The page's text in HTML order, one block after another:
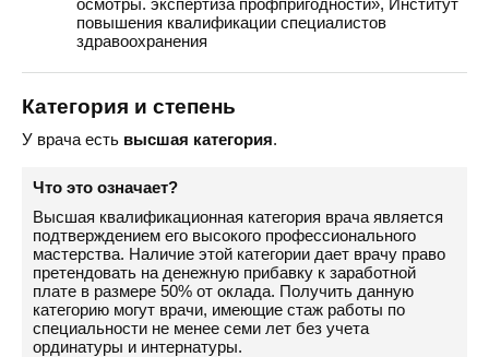
осмотры. экспертиза профпригодности», Институт
повышения квалификации специалистов
здравоохранения
Категория и степень
У врача есть высшая категория.
Что это означает?
Высшая квалификационная категория врача является
подтверждением его высокого профессионального
мастерства. Наличие этой категории дает врачу право
претендовать на денежную прибавку к заработной
плате в размере 50% от оклада. Получить данную
категорию могут врачи, имеющие стаж работы по
специальности не менее семи лет без учета
ординатуры и интернатуры.